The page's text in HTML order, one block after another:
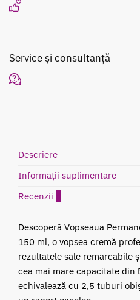
Service și consultanță
Descriere
Informații suplimentare
Recenzii
Descoperă Vopseaua
150 ml, o vopsea cremă
rezultatele sale remarcabile
cea mai mare capacitate din
echivalează cu 2,5 tuburi